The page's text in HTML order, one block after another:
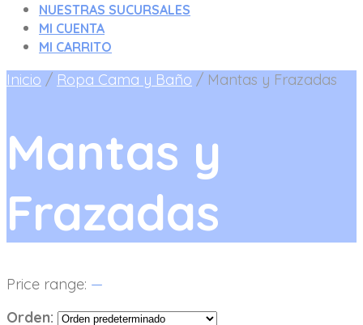
NUESTRAS SUCURSALES
MI CUENTA
MI CARRITO
Inicio / Ropa Cama y Baño / Mantas y Frazadas
Mantas y
Frazadas
Price range: —
Orden: